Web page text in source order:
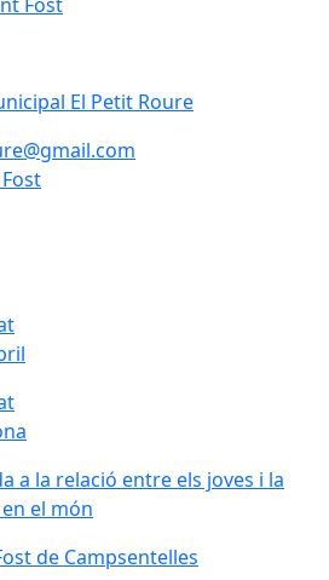
El Petit Roure
El Petit Roure
a la relació entre els joves i la
a la relació entre els joves i la
el món
de Campsentelles
de Campsentelles